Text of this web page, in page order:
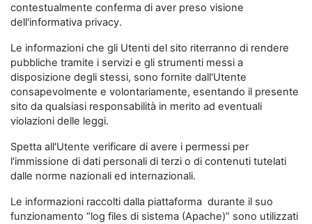
contestualmente conferma di aver preso visione
dell'informativa privacy.
Le informazioni che gli Utenti del sito riterranno di rendere
pubbliche tramite i servizi e gli strumenti messi a
disposizione degli stessi, sono fornite dall'Utente
consapevolmente e volontariamente, esentando il presente
sito da qualsiasi responsabilità in merito ad eventuali
violazioni delle leggi.
Spetta all'Utente verificare di avere i permessi per
l'immissione di dati personali di terzi o di contenuti tutelati
dalle norme nazionali ed internazionali.
Le informazioni raccolti dalla piattaforma durante il suo
funzionamento “log files di sistema (Apache)” sono utilizzati